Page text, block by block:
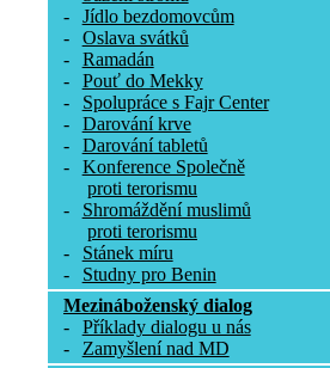
-
Jídlo bezdomovcům
-
Oslava svátků
-
Ramadán
-
Pouť do Mekky
-
Spolupráce s Fajr Center
-
Darování krve
-
Darování tabletů
-
Konference Společně
proti terorismu
-
Shromáždění muslimů
proti terorismu
-
Stánek míru
-
Studny pro Benin
Mezináboženský dialog
-
Příklady dialogu u nás
-
Zamyšlení nad MD